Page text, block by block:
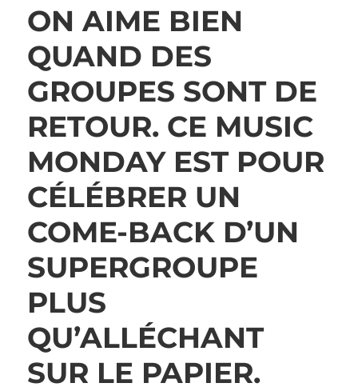
ON AIME BIEN
QUAND DES
GROUPES SONT DE
RETOUR. CE MUSIC
MONDAY EST POUR
CÉLÉBRER UN
COME-BACK D’UN
SUPERGROUPE
PLUS
QU’ALLÉCHANT
SUR LE PAPIER.